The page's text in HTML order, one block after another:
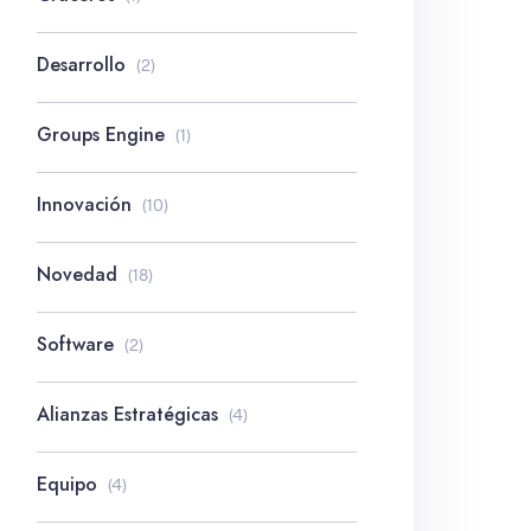
Desarrollo (2)
Groups Engine (1)
Innovación (10)
Novedad (18)
Software (2)
Alianzas Estratégicas (4)
Equipo (4)